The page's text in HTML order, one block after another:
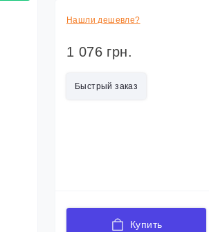
Нашли дешевле?
1 076 грн.
Быстрый заказ
Купить